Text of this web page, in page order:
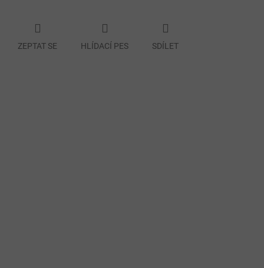
ZEPTAT SE HLÍDACÍ PES SDÍLET